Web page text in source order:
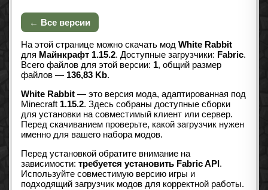
← Все версии
На этой странице можно скачать мод White Rabbit
для Майнкрафт 1.15.2. Доступные загрузчики: Fabric.
Всего файлов для этой версии: 1, общий размер
файлов — 136,83 Kb.
White Rabbit — это версия мода, адаптированная под
Minecraft 1.15.2. Здесь собраны доступные сборки
для установки на совместимый клиент или сервер.
Перед скачиванием проверьте, какой загрузчик нужен
именно для вашего набора модов.
Перед установкой обратите внимание на
зависимости: требуется установить Fabric API.
Используйте совместимую версию игры и
подходящий загрузчик модов для корректной работы.